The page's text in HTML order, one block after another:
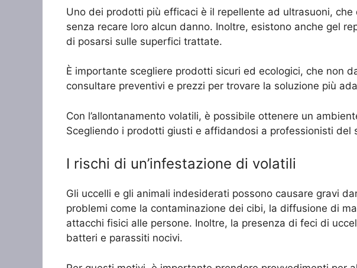
Uno dei prodotti più efficaci è il repellente ad ultrasuoni,
senza recare loro alcun danno. Inoltre, esistono anche gel
di posarsi sulle superfici trattate.
È importante scegliere prodotti sicuri ed ecologici, che non
consultare preventivi e prezzi per trovare la soluzione più
Con l’allontanamento volatili, è possibile ottenere un
Scegliendo i prodotti giusti e affidandosi a professionisti
I rischi di un’infestazione di volatili
Gli uccelli e gli animali indesiderati possono causare gravi
problemi come la contaminazione dei cibi, la diffusione di
attacchi fisici alle persone. Inoltre, la presenza di feci di
batteri e parassiti nocivi.